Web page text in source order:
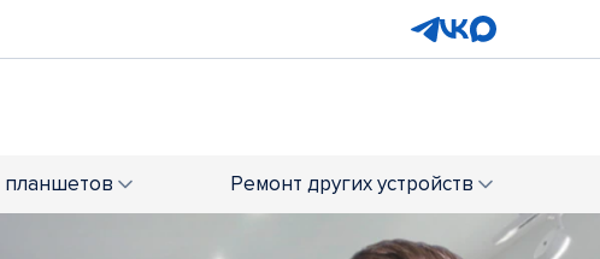
планшетов Ремонт других устройств